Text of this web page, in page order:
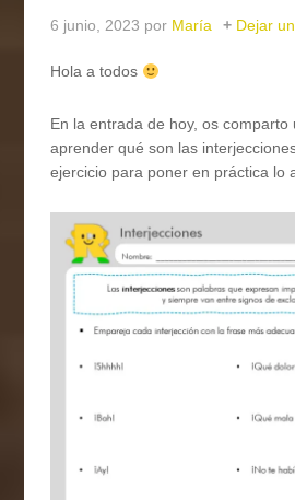
6 junio, 2023 por María Dejar
Hola a todos
En la entrada de hoy, os comparto
aprender qué son las
ejercicio para poner en práctica lo